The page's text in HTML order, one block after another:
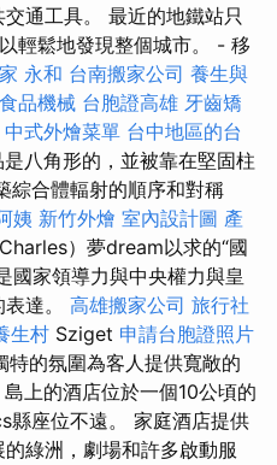
通工具。 最近的地鐵站只
輕鬆地發現整個城市。 - 移
永和 台南搬家公司 養生與
食品機械 台胞證高雄 牙齒矯
中式外燴菜單 台中地區的台
是八角形的，並被靠在堅固柱
綜合體輻射的順序和對稱
姨 新竹外燴 室內設計圖 產
）夢dream以求的“國
國家領導力與中央權力與皇
達。 高雄搬家公司 旅行社
生村 Sziget 申請台胞證照片
的氛圍為客人提供寬敞的
島上的酒店位於一個10公頃的
縣座位不遠。 家庭酒店提供
綠洲，劇場和許多啟動服